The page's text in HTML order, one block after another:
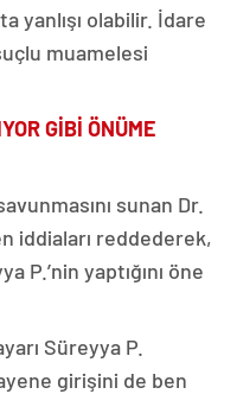
yanlışı olabilir. İdare
muamelesi
GİBİ ÖNÜME
sunan Dr.
iddiaları reddederek,
P.’nin yaptığını öne
Süreyya P.
girişini de ben